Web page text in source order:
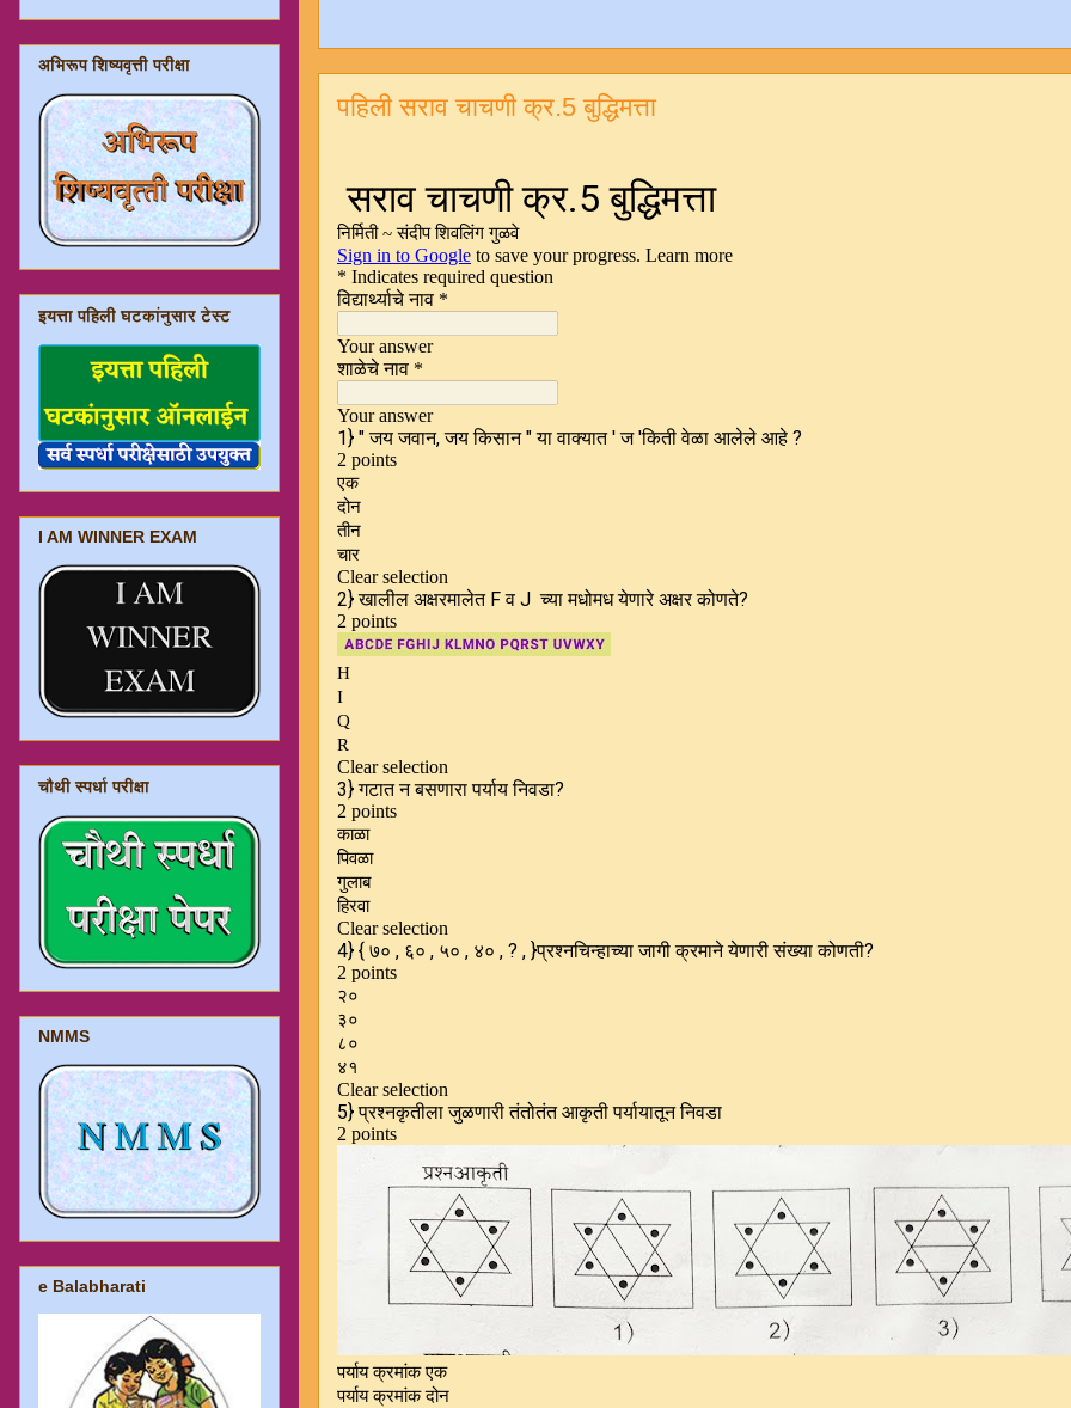
पहिली सराव चाचणी क्र.5 बुद्धिमत्ता
अभिरूप शिष्यवृत्ती परीक्षा
इयत्ता पहिली घटकांनुसार टेस्ट
I AM WINNER EXAM
चौथी स्पर्धा परीक्षा
NMMS
e Balabharati